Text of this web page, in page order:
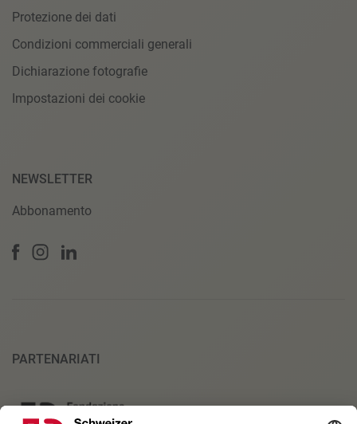
Protezione dei dati
Condizioni commerciali generali
Dichiarazione fotografie
Impostazioni dei cookie
NEWSLETTER
Abbonamento
PARTENARIATI